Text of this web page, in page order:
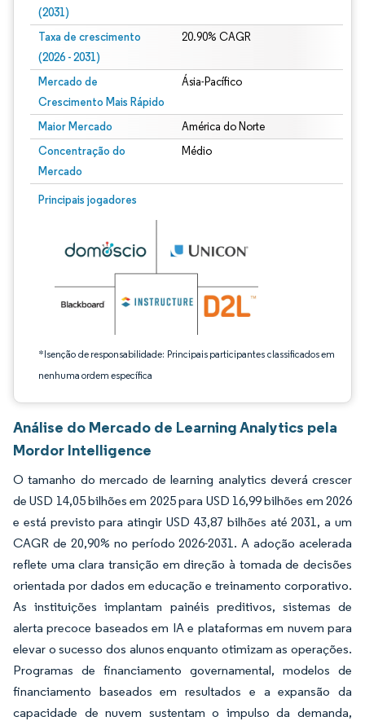
(2031)
Taxa de crescimento
(2026 - 2031)
20.90% CAGR
Mercado de
Crescimento Mais Rápido
Ásia-Pacífico
Maior Mercado América do Norte
Concentração do
Mercado
Médio
Principais jogadores
*Isenção de responsabilidade: Principais participantes classificados em
nenhuma ordem específica
Imagem © Mordor Intelligence. O reuso requer atribuição conforme CC BY 4.0.
Análise do Mercado de Learning Analytics pela
Mordor Intelligence
O tamanho do mercado de learning analytics deverá crescer
de USD 14,05 bilhões em 2025 para USD 16,99 bilhões em 2026
e está previsto para atingir USD 43,87 bilhões até 2031, a um
CAGR de 20,90% no período 2026-2031. A adoção acelerada
reflete uma clara transição em direção à tomada de decisões
orientada por dados em educação e treinamento corporativo.
As instituições implantam painéis preditivos, sistemas de
alerta precoce baseados em IA e plataformas em nuvem para
elevar o sucesso dos alunos enquanto otimizam as operações.
Programas de financiamento governamental, modelos de
financiamento baseados em resultados e a expansão da
capacidade de nuvem sustentam o impulso da demanda,